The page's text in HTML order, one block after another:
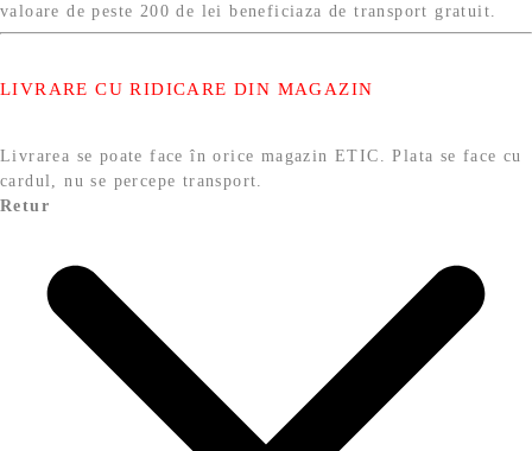
valoare de peste 200 de lei beneficiaza de transport gratuit.
LIVRARE CU RIDICARE DIN MAGAZIN
Livrarea se poate face în orice magazin ETIC. Plata se face cu
cardul, nu se percepe transport.
Retur